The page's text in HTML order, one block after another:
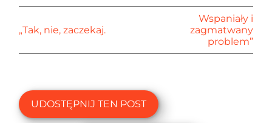
„Tak, nie, zaczekaj.
Wspaniały i
zagmatwany
problem”
UDOSTĘPNIJ TEN POST